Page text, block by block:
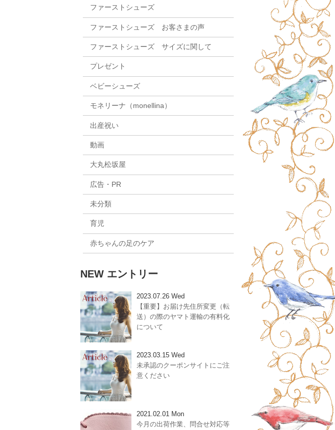
ファーストシューズ
ファーストシューズ お客さまの声
ファーストシューズ サイズに関して
プレゼント
ベビーシューズ
モネリーナ（monellina）
出産祝い
動画
大丸松坂屋
広告・PR
未分類
育児
赤ちゃんの足のケア
NEW エントリー
2023.07.26 Wed
【重要】お届け先住所変更（転
送）の際のヤマト運輸の有料化
について
2023.03.15 Wed
未承認のクーポンサイトにご注
意ください
2021.02.01 Mon
今月の出荷作業、問合せ対応等